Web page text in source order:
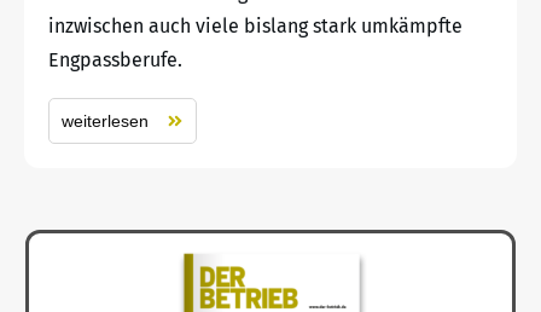
inzwischen auch viele bislang stark umkämpfte
Engpassberufe.
weiterlesen